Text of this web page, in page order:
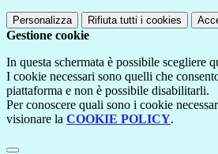
Personalizza Rifiuta tutti i cookies
Gestione cookie
In questa schermata è possibile scegliere
I cookie necessari sono quelli che
piattaforma e non è possibile disabilitarli.
Per conoscere quali sono i cookie
visionare la COOKIE POLICY.